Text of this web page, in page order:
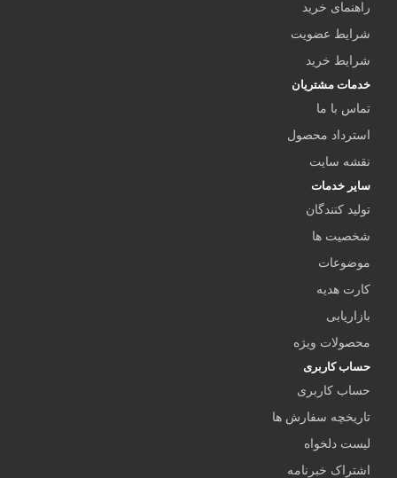
راهنمای خرید
شرایط عضویت
شرایط خرید
خدمات مشتریان
تماس با ما
استرداد محصول
نقشه سایت
سایر خدمات
تولید کنندگان
شخصیت ها
موضوعات
کارت هدیه
بازاریابی
محصولات ویژه
حساب کاربری
حساب کاربری
تاریخچه سفارش ها
لیست دلخواه
اشتراک خبرنامه